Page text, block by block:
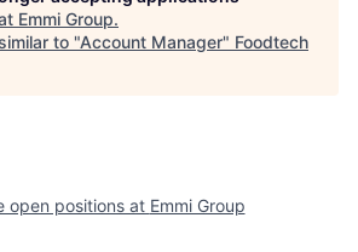
Emmi Group.
to "Account Manager" Foodtech
open positions at Emmi Group